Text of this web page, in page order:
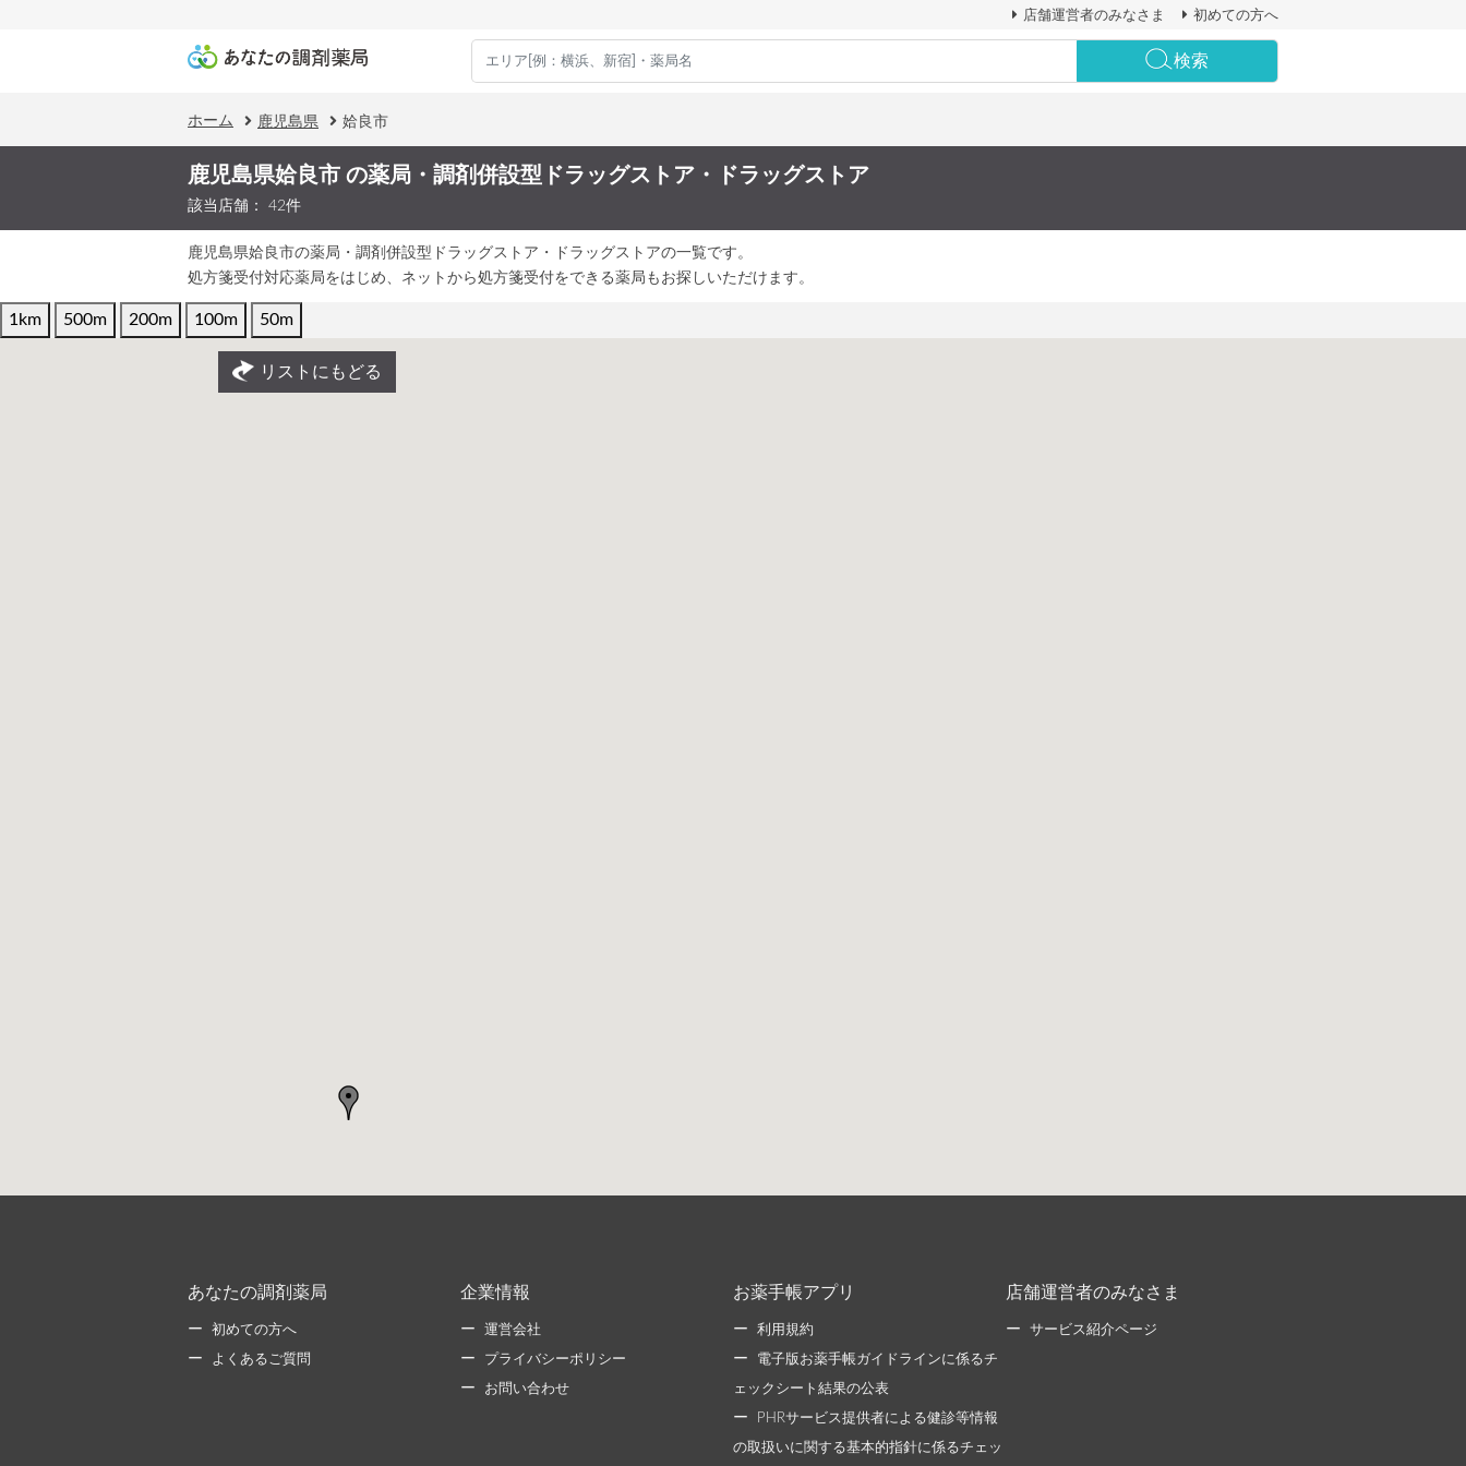
店舗運営者のみなさま 初めての方へ
検索
ホーム 鹿児島県 姶良市
鹿児島県姶良市 の薬局・調剤併設型ドラッグストア・ドラッグストア
該当店舗： 42件
鹿児島県姶良市の薬局・調剤併設型ドラッグストア・ドラッグストアの一覧です。
処方箋受付対応薬局をはじめ、ネットから処方箋受付をできる薬局もお探しいただけます。
1km 500m 200m 100m 50m
リストにもどる
あなたの調剤薬局
初めての方へ
よくあるご質問
企業情報
運営会社
プライバシーポリシー
お問い合わせ
お薬手帳アプリ
利用規約
電子版お薬手帳ガイドラインに係るチ
ェックシート結果の公表
PHRサービス提供者による健診等情報
の取扱いに関する基本的指針に係るチェッ
店舗運営者のみなさま
サービス紹介ページ